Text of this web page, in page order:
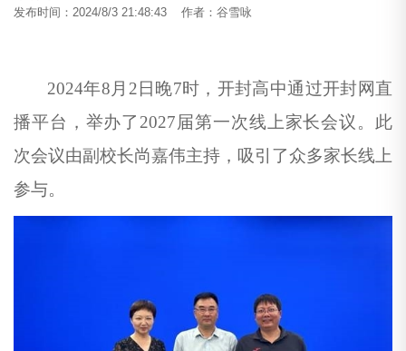
发布时间：2024/8/3 21:48:43 作者：谷雪咏
2024年8 月 2 日晚7时，开封高中通过开封网直
播平台，举办了 2027届第一次线上家长会议。此
次会议由副校长尚嘉伟主持，吸引了众多家长线上
参与。